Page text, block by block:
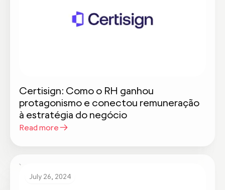
Certisign: Como o RH ganhou
protagonismo e conectou remuneração
à estratégia do negócio
Read more
July 26, 2024